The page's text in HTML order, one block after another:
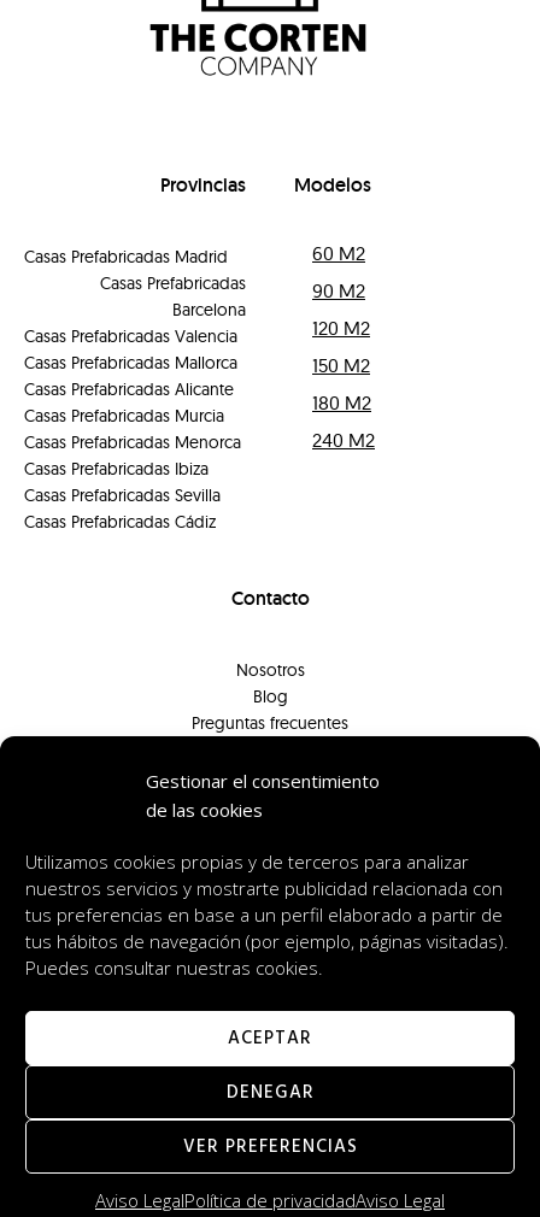
Gestionar el consentimiento
de las cookies
Utilizamos cookies propias y de terceros para analizar
nuestros servicios y mostrarte publicidad relacionada con
tus preferencias en base a un perfil elaborado a partir de
tus hábitos de navegación (por ejemplo, páginas visitadas).
Puedes consultar nuestras cookies.
ACEPTAR
DENEGAR
VER PREFERENCIAS
Aviso LegalPolítica de privacidadAviso Legal
Modelos
60 M2
90 M2
120 M2
150 M2
180 M2
240 M2
Provincias
Casas Prefabricadas Madrid
Casas Prefabricadas
Barcelona
Casas Prefabricadas Valencia
Casas Prefabricadas Mallorca
Casas Prefabricadas Alicante
Casas Prefabricadas Murcia
Casas Prefabricadas Menorca
Casas Prefabricadas Ibiza
Casas Prefabricadas Sevilla
Casas Prefabricadas Cádiz
Contacto
Nosotros
Blog
Preguntas frecuentes
Prensa
Síguenos en redes
casas@thecortenco.com
722 21 93 35
Aviso Legal/Política de Privacidad/Política de Cookies